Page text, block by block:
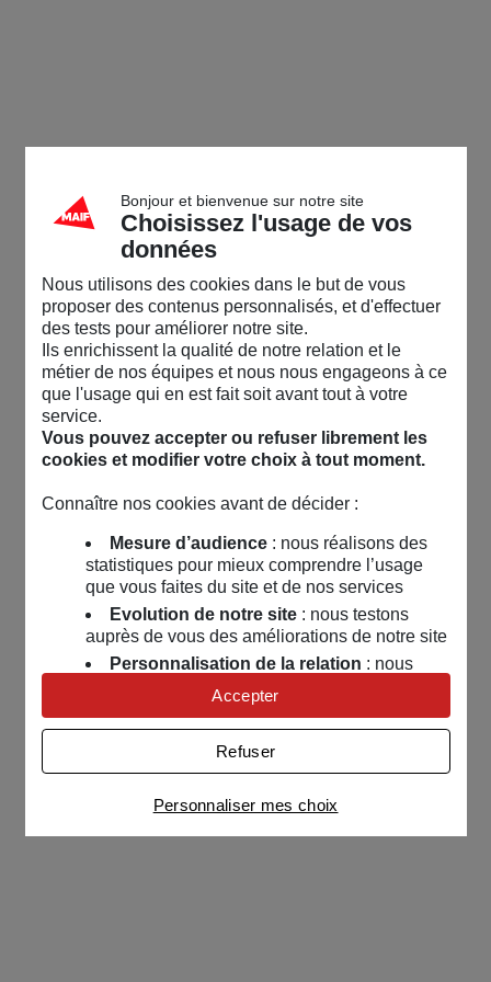
Bonjour et bienvenue sur notre site
Choisissez l'usage de vos
données
Nous utilisons des cookies dans le but de vous
proposer des contenus personnalisés, et d'effectuer
des tests pour améliorer notre site.
Ils enrichissent la qualité de notre relation et le
métier de nos équipes et nous nous engageons à ce
que l'usage qui en est fait soit avant tout à votre
service.
Vous pouvez accepter ou refuser librement les
cookies et modifier votre choix à tout moment.
Connaître nos cookies avant de décider :
Mesure d’audience: nous réalisons des
statistiques pour mieux comprendre l’usage
que vous faites du site et de nos services
Evolution de notre site: nous testons
auprès de vous des améliorations de notre site
Personnalisation de la relation : nous
nous servons de cookies pour adapter nos
contenus et personnaliser nos offres
Univers publicitaire: nous utilisons avec
nos partenaires des cookies pour afficher des
publicités personnalisées
Connaître notre politique cookies et la liste de nos
partenaires
Personnaliser mes choix
Refuser
Accepter